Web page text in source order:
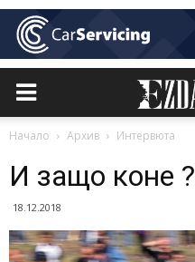
Начало Архив Интервюта
И защо коне ?
18.12.2018